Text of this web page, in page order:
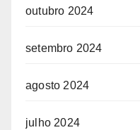
outubro 2024
setembro 2024
agosto 2024
julho 2024